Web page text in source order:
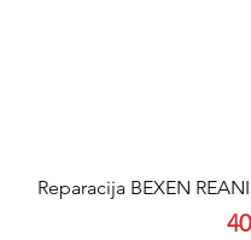
Reparacija BEXEN